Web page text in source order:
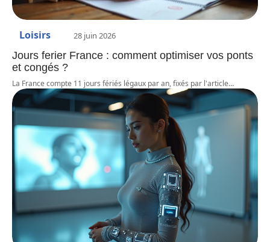
Loisirs 28 juin 2026
Jours ferier France : comment optimiser vos ponts
et congés ?
La France compte 11 jours fériés légaux par an, fixés par l'article…